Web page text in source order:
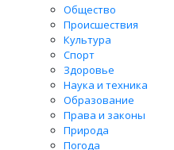
Общество
Происшествия
Культура
Спорт
Здоровье
Наука и техника
Образование
Права и законы
Природа
Погода